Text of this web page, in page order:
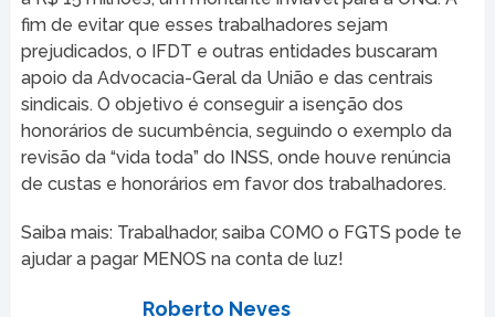
fim de evitar que esses trabalhadores sejam
prejudicados, o IFDT e outras entidades buscaram
apoio da Advocacia-Geral da União e das centrais
sindicais. O objetivo é conseguir a isenção dos
honorários de sucumbência, seguindo o exemplo da
revisão da “vida toda” do INSS, onde houve renúncia
de custas e honorários em favor dos trabalhadores.
Saiba mais: Trabalhador, saiba COMO o FGTS pode te
ajudar a pagar MENOS na conta de luz!
Roberto Neves